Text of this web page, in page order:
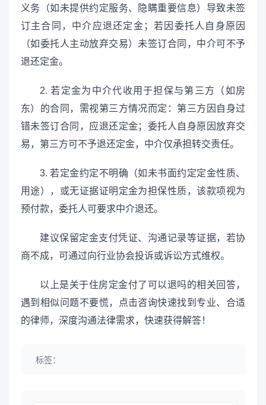
义务（如未提供约定服务、隐瞒重要信息）导致未签
订主合同，中介应退还定金；若因委托人自身原因
（如委托人主动放弃交易）未签订合同，中介可不予
退还定金。
2. 若定金为中介代收用于担保与第三方（如房
东）的合同，需视第三方情况而定：第三方因自身过
错未签订合同，应退还定金；委托人自身原因放弃交
易，第三方可不予退还定金，中介仅承担转交责任。
3. 若定金约定不明确（如未书面约定定金性质、
用途），或无证据证明定金为担保性质，该款项视为
预付款，委托人可要求中介退还。
建议保留定金支付凭证、沟通记录等证据，若协
商不成，可通过向行业协会投诉或诉讼方式维权。
以上是关于住房定金付了可以退吗的相关回答，
遇到相似问题不要慌，点击咨询快速找到专业、合适
的律师，深度沟通法律需求，快速获得解答！
标签：